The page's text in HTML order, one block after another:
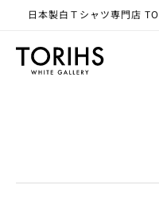
ンツに
日本製白Ｔシャツ専門店